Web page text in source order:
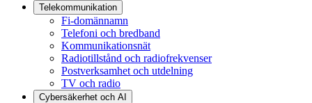
Telekommunikation
Fi-domännamn
Telefoni och bredband
Kommunikationsnät
Radiotillstånd och radiofrekvenser
Postverksamhet och utdelning
TV och radio
Cybersäkerhet och AI